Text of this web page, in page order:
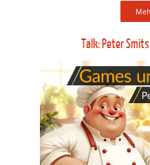
Talk: Peter